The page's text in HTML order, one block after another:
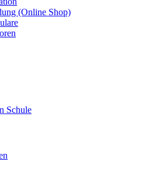
(Online Shop)
Schule